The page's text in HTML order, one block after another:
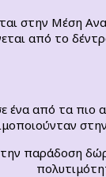
στην Μέση
από το
ένα από τα
παράδοση